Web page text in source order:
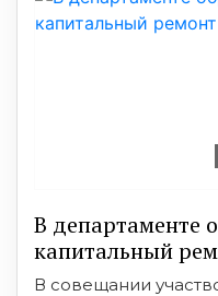
В департаменте
капитальный
В совещании